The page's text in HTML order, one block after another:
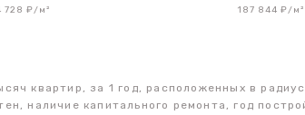
728 ₽/м² 187 844 ₽/м²
квартир, за 1 год, расположенных в
наличие капитального ремонта, год